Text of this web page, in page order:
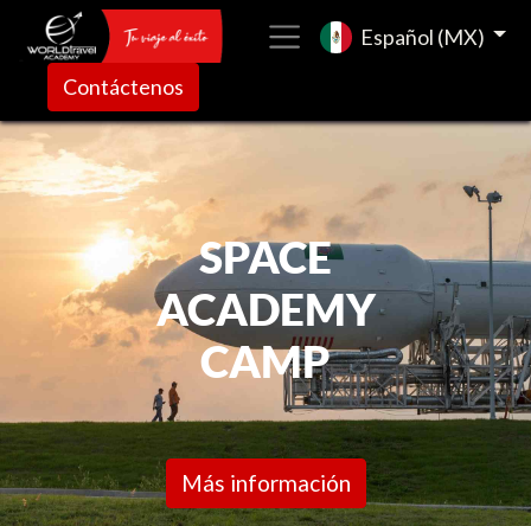
Español (MX)
Contáctenos
SPACE
ACADEMY
CAMP
Más información